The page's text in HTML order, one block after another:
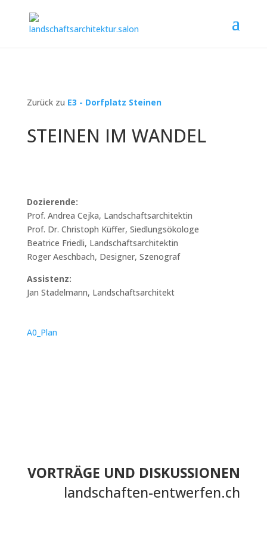
Zurück zu E3 - Dorfplatz Steinen
STEINEN IM WANDEL
Dozierende:
Prof. Andrea Cejka, Landschaftsarchitektin
Prof. Dr. Christoph Küffer, Siedlungsökologe
Beatrice Friedli, Landschaftsarchitektin
Roger Aeschbach, Designer, Szenograf
Assistenz:
Jan Stadelmann, Landschaftsarchitekt
A0_Plan
VORTRÄGE UND DISKUSSIONEN
landschaften-entwerfen.ch